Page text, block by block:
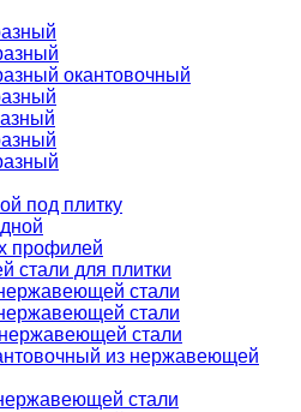
окантовочный
под плитку
профилей
стали для плитки
стали
стали
стали
из нержавеющей
стали